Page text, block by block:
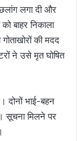
लगा दी और
बाहर निकाला
की मदद
ने उसे मृत घोषित
दोनों भाई-बहन
सूचना मिलने पर